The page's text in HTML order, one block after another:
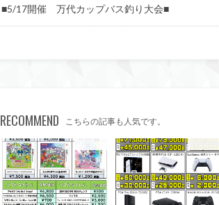
■5/17開催 万代カップバス釣り大会■
RECOMMEND こちらの記事も人気です。
万代高崎